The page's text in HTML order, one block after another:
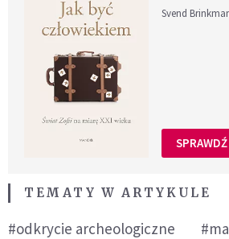
Svend
TEMATY W ARTYKULE
#odkrycie archeologiczne